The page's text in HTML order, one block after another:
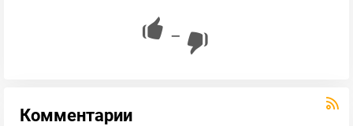
—
Комментарии